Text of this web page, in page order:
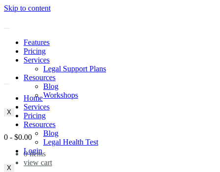
Skip to content
Features
Pricing
Services
Legal Support Plans
Resources
Blog
Workshops
X
Home
Services
Pricing
Resources
Blog
Legal Health Test
Login
X
0 - $0.00
0items
view cart